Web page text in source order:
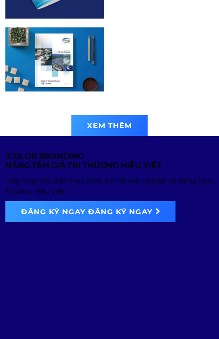
BPG | ESG Proflie
design
XEM THÊM
ICOLOR BRANDING
NÂNG TẦM GIÁ TRỊ THƯƠNG HIỆU VIỆT
"Hãy thay đổi diện mạo hình ảnh doanh nghiệp để Nâng tầm
Thương hiệu Việt"
ĐĂNG KÝ NGAY ĐĂNG KÝ NGAY